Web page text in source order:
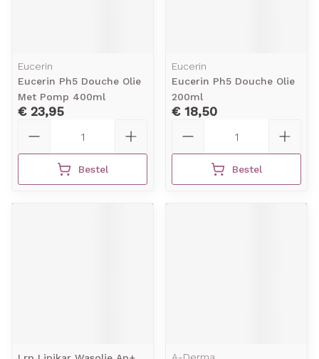
Eucerin
Eucerin Ph5 Douche Olie
Met Pomp 400ml
€ 23,95
Bestel
Eucerin
Eucerin Ph5 Douche Olie
200ml
€ 18,50
Bestel